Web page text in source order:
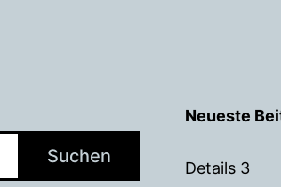
Suchen
Neueste
Details 3